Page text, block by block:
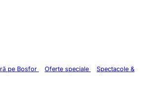
pe Bosfor Oferte speciale
Spectacole &